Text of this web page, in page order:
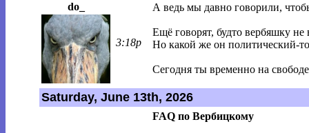
do_
3:18p
А ведь мы давно говорили,
Ещё говорят, будто вербяшку
Но какой же он политический-
Сегодня ты временно на
Saturday, June 13th, 2026
FAQ по Вербицкому